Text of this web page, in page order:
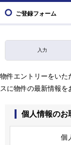
ご登録フォーム
入力
物件エントリーをいた
スに物件の最新情報を
個人情報のお
個